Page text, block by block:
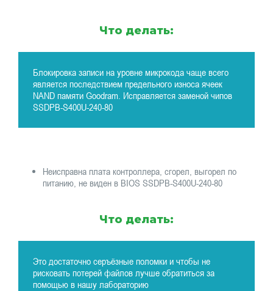
Что делать:
Блокировка записи на уровне микрокода чаще всего
является последствием предельного износа ячеек
NAND памяти Goodram. Исправляется заменой чипов
SSDPB-S400U-240-80
Неисправна плата контроллера, сгорел, выгорел по
питанию, не виден в BIOS SSDPB-S400U-240-80
Что делать:
Это достаточно серъёзные поломки и чтобы не
рисковать потерей файлов лучше обратиться за
помощью в нашу лабораторию